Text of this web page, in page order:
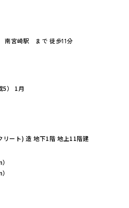
南宮崎駅 まで 徒歩11分
5） 1月
リート) 造 地下1階 地上11階建